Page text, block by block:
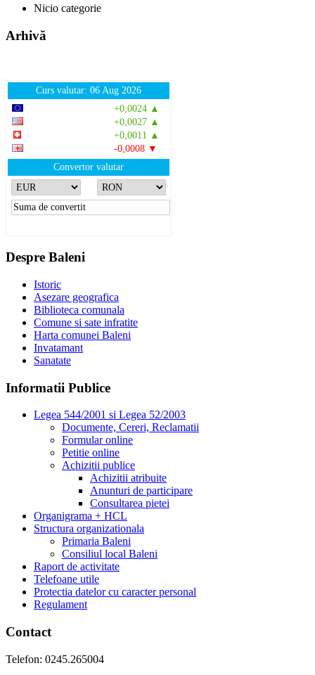
Nicio categorie
Arhivă
Curs valutar: 06 Aug 2026
+0,0024 ▲
+0,0027 ▲
+0,0011 ▲
-0,0008 ▼
Convertor valutar
Despre Baleni
Istoric
Asezare geografica
Biblioteca comunala
Comune si sate infratite
Harta comunei Baleni
Invatamant
Sanatate
Informatii Publice
Legea 544/2001 si Legea 52/2003
Documente, Cereri, Reclamatii
Formular online
Petitie online
Achizitii publice
Achizitii atribuite
Anunturi de participare
Consultarea pietei
Organigrama + HCL
Structura organizationala
Primaria Baleni
Consiliul local Baleni
Raport de activitate
Telefoane utile
Protectia datelor cu caracter personal
Regulament
Contact
Telefon: 0245.265004